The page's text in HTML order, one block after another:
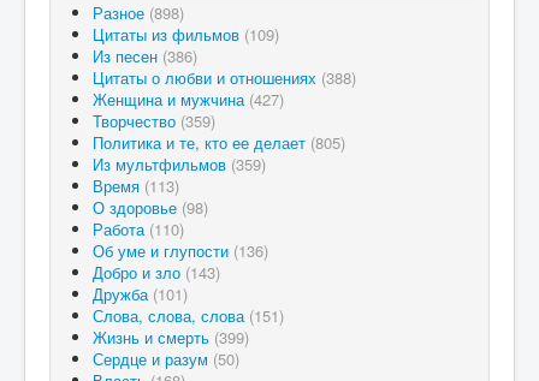
Разное (898)
Цитаты из фильмов (109)
Из песен (386)
Цитаты о любви и отношениях (388)
Женщина и мужчина (427)
Творчество (359)
Политика и те, кто ее делает (805)
Из мультфильмов (359)
Время (113)
О здоровье (98)
Работа (110)
Об уме и глупости (136)
Добро и зло (143)
Дружба (101)
Слова, слова, слова (151)
Жизнь и смерть (399)
Сердце и разум (50)